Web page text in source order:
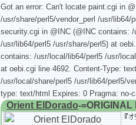
Got an error: Can't locate paint.cgi in
/usr/share/perl5/vendor_perl /usr/
security.cgi in @INC (@INC contains:
/usr/lib64/perl5 /usr/share/perl5) at
contains: /usr/local/lib64/perl5 /usr/
at oebi.cgi line 4692. Content-Type:
/usr/local/share/perl5 /usr/lib64/perl5/
type: text/html Expires: 0 Pragma: no-
Orient ElDorado-=ORIGINAL